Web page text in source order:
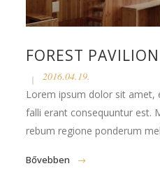
FOREST PAVILION
2016.04.19.
Lorem ipsum dolor sit amet,
falli erant consequuntur est.
rebum regione ponderum
Bővebben